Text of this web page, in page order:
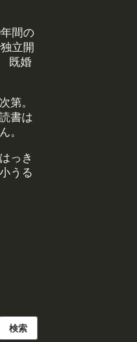
間の
立開
既婚
第。
書は
。
っき
うる